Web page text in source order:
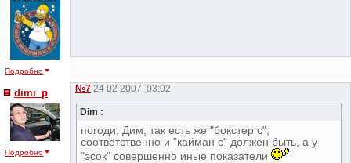
Подробно
dimi_p
Подробно
№7 24 02 2007, 03:02
Dim :
погоди, Дим, так есть же "бокстер с",
соответственно и "кайман с" должен быть, а у
"эсок" совершенно иные показатели